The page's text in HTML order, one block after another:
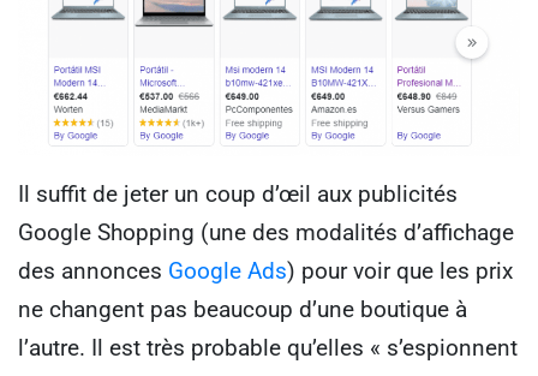
Il suffit de jeter un coup d’œil aux publicités
Google Shopping (une des modalités d’affichage
des annonces Google Ads) pour voir que les prix
ne changent pas beaucoup d’une boutique à
l’autre. Il est très probable qu’elles « s’espionnent